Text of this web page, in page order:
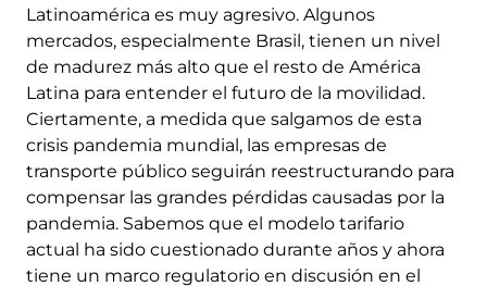
Latinoamérica es muy agresivo. Algunos
mercados, especialmente Brasil, tienen un nivel
de madurez más alto que el resto de América
Latina para entender el futuro de la movilidad.
Ciertamente, a medida que salgamos de esta
crisis pandemia mundial, las empresas de
transporte público seguirán reestructurando para
compensar las grandes pérdidas causadas por la
pandemia. Sabemos que el modelo tarifario
actual ha sido cuestionado durante años y ahora
tiene un marco regulatorio en discusión en el